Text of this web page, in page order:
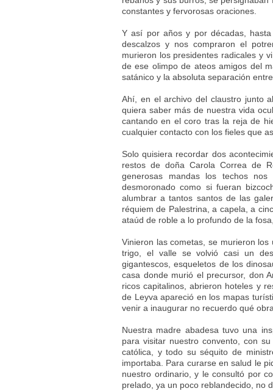
constantes y fervorosas oraciones.
Y así por años y por décadas,
descalzos y nos compraron el
murieron los presidentes radicales y
de ese olimpo de ateos amigos del
satánico y la absoluta separación
Ahí, en el archivo del claustro junto
quiera saber más de nuestra vida
cantando en el coro tras la reja de
cualquier contacto con los fieles que
Solo quisiera recordar dos
restos de doña Carola Correa de
generosas mandas los techos
desmoronado como si fueran
alumbrar a tantos santos de las
réquiem de Palestrina, a capela, a
ataúd de roble a lo profundo de la
Vinieron las cometas, se murieron
trigo, el valle se volvió casi un
gigantescos, esqueletos de los
casa donde murió el precursor, don
ricos capitalinos, abrieron hoteles y
de Leyva apareció en los mapas
venir a inaugurar no recuerdo qué
Nuestra madre abadesa tuvo una
para visitar nuestro convento, con
católica, y todo su séquito de
importaba. Para curarse en salud le
nuestro ordinario, y le consultó por
prelado, ya un poco reblandecido, no